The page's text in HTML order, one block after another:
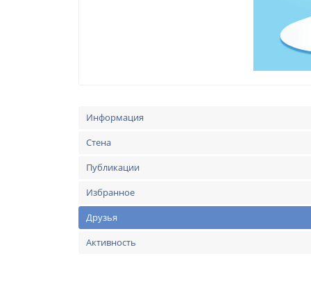
Информация
Стена
Публикации
Избранное
Друзья
Активность